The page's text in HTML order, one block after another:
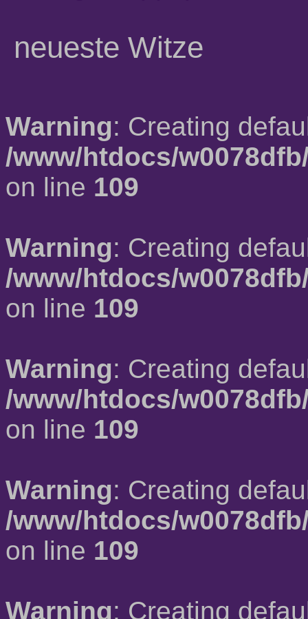
neueste Witze
Warning: Creating
/www/htdocs/
on line 109
Warning: Creating
/www/htdocs/
on line 109
Warning: Creating
/www/htdocs/
on line 109
Warning: Creating
/www/htdocs/
on line 109
Warning: Creating